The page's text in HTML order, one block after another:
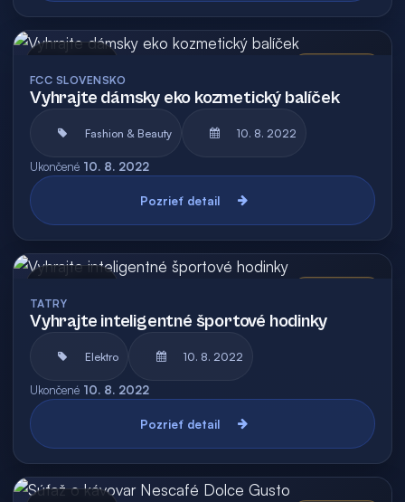
FCC SLOVENSKO
Vyhrajte dámsky eko kozmetický balíček
Fashion & Beauty 10. 8. 2022
Ukončené 10. 8. 2022
Pozrieť detail
TATRY
Vyhrajte inteligentné športové hodinky
Elektro 10. 8. 2022
Ukončené 10. 8. 2022
Pozrieť detail